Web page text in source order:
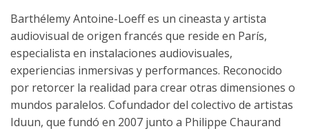
Barthélemy Antoine-Loeff es un cineasta y artista
audiovisual de origen francés que reside en París,
especialista en instalaciones audiovisuales,
experiencias inmersivas y performances. Reconocido
por retorcer la realidad para crear otras dimensiones o
mundos paralelos. Cofundador del colectivo de artistas
Iduun, que fundó en 2007 junto a Philippe Chaurand